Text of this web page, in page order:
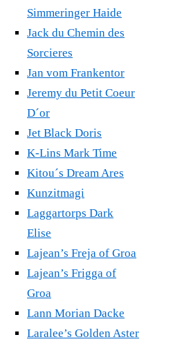
Simmeringer Haide
Jack du Chemin des
Sorcieres
Jan vom Frankentor
Jeremy du Petit Coeur
D´or
Jet Black Doris
K-Lins Mark Time
Kitou´s Dream Ares
Kunzitmagi
Laggartorps Dark
Elise
Lajean’s Freja of Groa
Lajean’s Frigga of
Groa
Lann Morian Dacke
Laralee’s Golden Aster